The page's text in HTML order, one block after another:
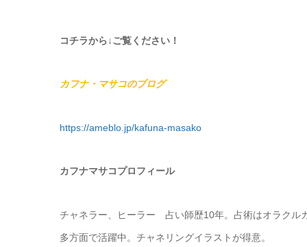
コチラから↓ご覧ください！
カフナ・マサコのブログ
https://ameblo.jp/kafuna-masako
カフナマサコプロフィール
チャネラー、ヒーラー 占い師歴10年。占術はオラクル
多方面で活躍中。チャネリングイラストが得意。